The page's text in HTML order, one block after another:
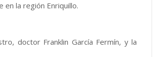
en la región Enriquillo.
doctor Franklin García Fermín, y la